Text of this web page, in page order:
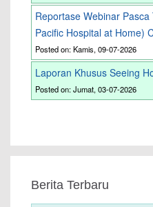
Reportase Webinar
Pacific Hospital at Home)
Posted on: Kamis, 09-07-2026
Laporan Khusus Seeing
Posted on: Jumat, 03-07-2026
Berita Terbaru